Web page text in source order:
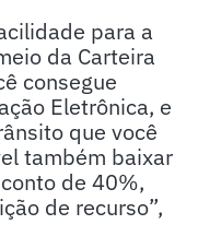
para a
da Carteira
consegue
Eletrônica, e
que você
também baixar
de 40%,
de recurso”,